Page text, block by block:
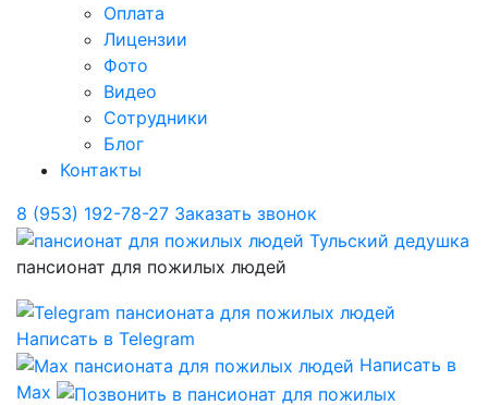
Оплата
Лицензии
Фото
Видео
Сотрудники
Блог
Контакты
8 (953) 192-78-27 Заказать звонок
пансионат для пожилых людей
Написать в Telegram
Написать в
Max